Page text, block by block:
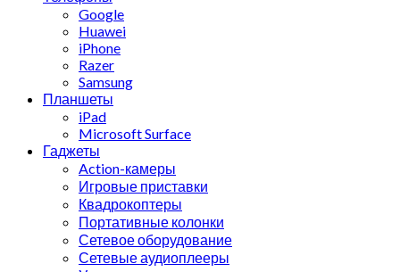
Google
Huawei
iPhone
Razer
Samsung
Планшеты
iPad
Microsoft Surface
Гаджеты
Action-камеры
Игровые приставки
Квадрокоптеры
Портативные колонки
Сетевое оборудование
Сетевые аудиоплееры